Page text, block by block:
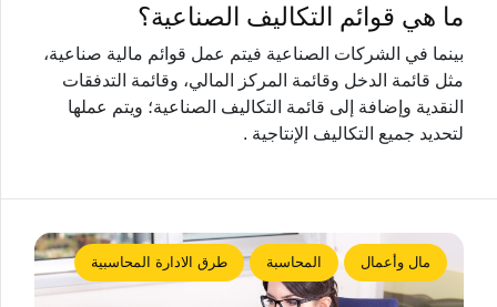
ما هي قوائم التكاليف الصناعية؟
بينما في الشركات الصناعية فيتم عمل قوائم مالية صناعية،
مثل قائمة الدخل وقائمة المركز المالي، وقائمة التدفقات
النقدية وإضافة إلى قائمة التكاليف الصناعية؛ ويتم عملها
لتحديد جميع التكاليف الإنتاجية .
مال وأعمال المحاسبة طرق الادارة المحاسبية